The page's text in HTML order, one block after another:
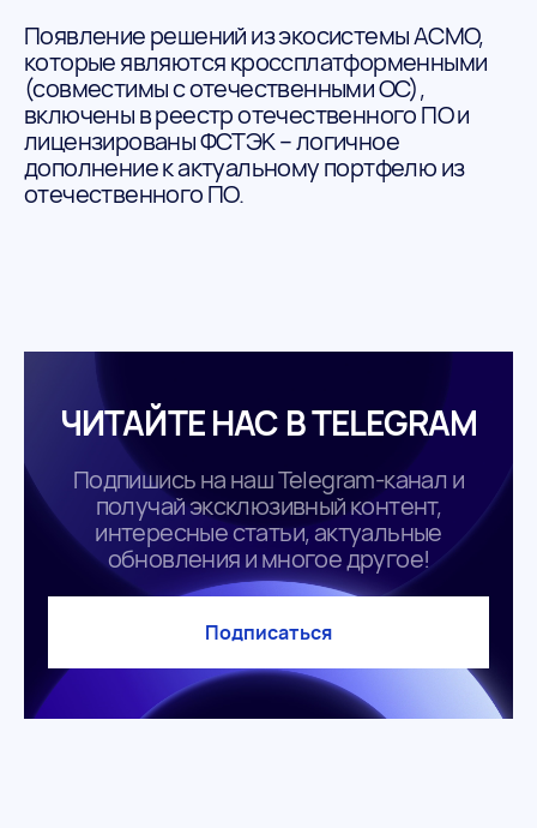
Появление решений из экосистемы АСМО,
которые являются кроссплатформенными
(совместимы с отечественными ОС),
включены в реестр отечественного ПО и
лицензированы ФСТЭК – логичное
дополнение к актуальному портфелю из
отечественного ПО.
ЧИТАЙТЕ НАС В TELEGRAM
Подпишись на наш Telegram-канал и
получай эксклюзивный контент,
интересные статьи, актуальные
обновления и многое другое!
Подписаться